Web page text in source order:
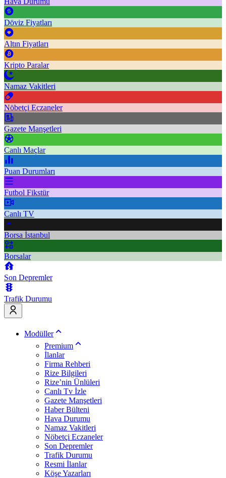
Döviz Fiyatları
Altın Fiyatları
Kripto Paralar
Namaz Vakitleri
Nöbetçi Eczaneler
Gazete Manşetleri
Canlı Maçlar
Puan Durumları
Futbol Fikstür
Canlı TV
Borsa İstanbul
Borsalar
Son Depremler
Trafik Durumu
Modüller
Premium
İlanlar
Firma Rehberi
Rize Bilgileri
Rize’nin Ünlüleri
Canlı Tv İzle
Gazete Manşetleri
Haber Bülteni
Hava Durumu
Namaz Vakitleri
Nöbetçi Eczaneler
Son Depremler
Trafik Durumu
Resmi İlanlar
Köşe Yazarları